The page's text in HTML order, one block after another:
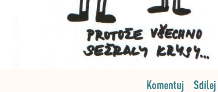
Sdílej
Komentuj